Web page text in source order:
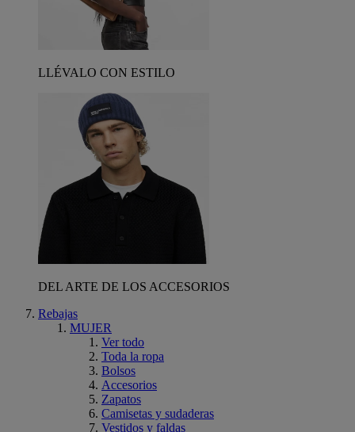
LLÉVALO CON ESTILO
DEL ARTE DE LOS ACCESORIOS
Rebajas
MUJER
Ver todo
Toda la ropa
Bolsos
Accesorios
Zapatos
Camisetas y sudaderas
Vestidos y faldas